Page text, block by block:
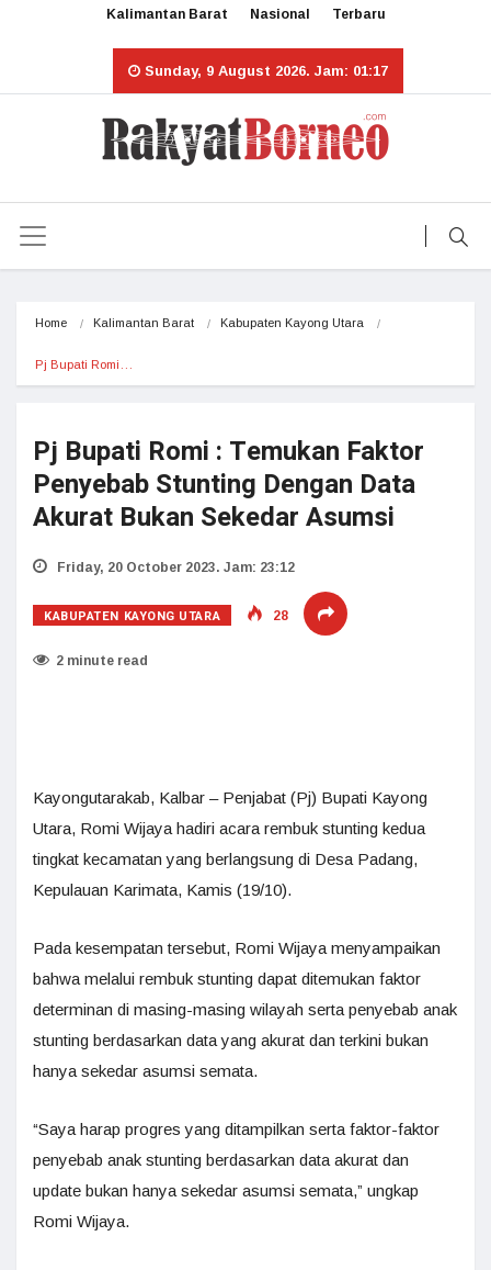
Kalimantan Barat Nasional Terbaru
Sunday, 9 August 2026. Jam: 01:17
Home Kalimantan Barat Kabupaten Kayong Utara
Pj Bupati Romi…
Pj Bupati Romi : Temukan Faktor
Penyebab Stunting Dengan Data
Akurat Bukan Sekedar Asumsi
Friday, 20 October 2023. Jam: 23:12
KABUPATEN KAYONG UTARA 28
2 minute read
Kayongutarakab, Kalbar – Penjabat (Pj) Bupati Kayong
Utara, Romi Wijaya hadiri acara rembuk stunting kedua
tingkat kecamatan yang berlangsung di Desa Padang,
Kepulauan Karimata, Kamis (19/10).
Pada kesempatan tersebut, Romi Wijaya menyampaikan
bahwa melalui rembuk stunting dapat ditemukan faktor
determinan di masing-masing wilayah serta penyebab anak
stunting berdasarkan data yang akurat dan terkini bukan
hanya sekedar asumsi semata.
“Saya harap progres yang ditampilkan serta faktor-faktor
penyebab anak stunting berdasarkan data akurat dan
update bukan hanya sekedar asumsi semata,” ungkap
Romi Wijaya.